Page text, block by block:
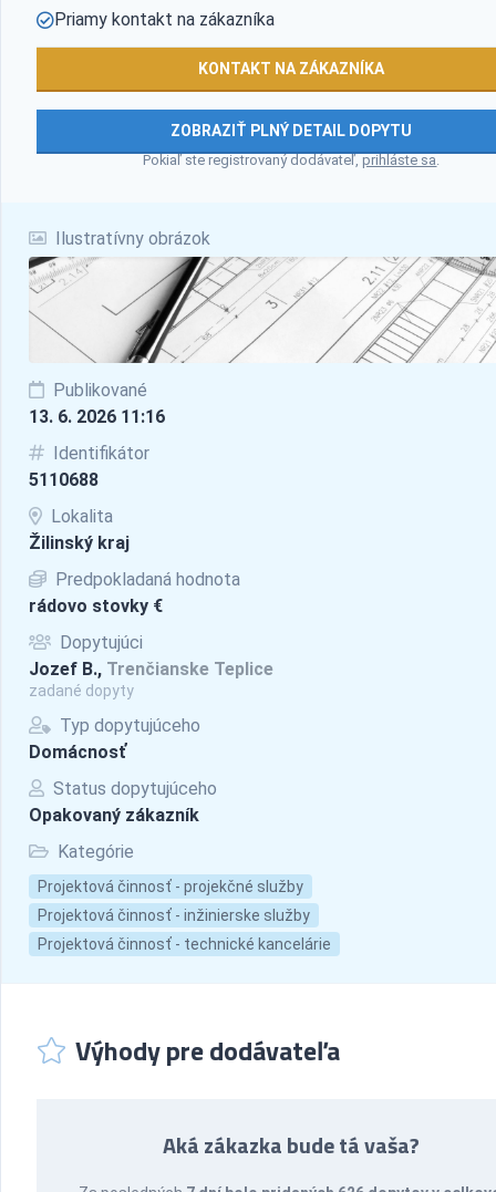
Ilustratívny obrázok
Publikované
13. 6. 2026 11:16
Identifikátor
5110688
Lokalita
Žilinský kraj
Predpokladaná hodnota
rádovo stovky €
Dopytujúci
Jozef B., Trenčianske Teplice
zadané dopyty
Typ dopytujúceho
Domácnosť
Status dopytujúceho
Opakovaný zákazník
Kategórie
Projektová činnosť - projekčné služby
Projektová činnosť - inžinierske služby
Projektová činnosť - technické kancelárie
Priamy kontakt na zákazníka
KONTAKT NA ZÁKAZNÍKA
ZOBRAZIŤ PLNÝ DETAIL DOPYTU
Pokiaľ ste registrovaný dodávateľ,prihláste sa.
Výhody pre dodávateľa
Aká zákazka bude tá vaša?